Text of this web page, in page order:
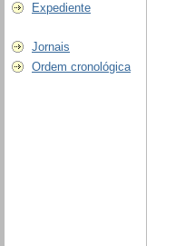
Expediente
Jornais
Ordem cronológica